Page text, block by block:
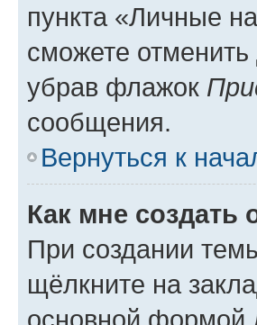
пункта «Личные
сможете
убрав флажок
сообщения.
Вернуться к
Как мне создать
При создании
щёлкните на
основной формой